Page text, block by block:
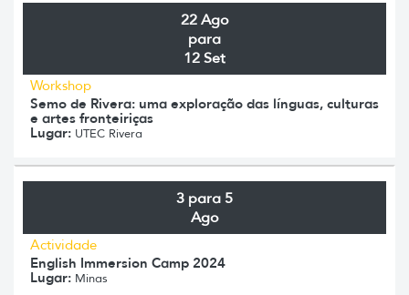
22 Ago
para
12 Set
Workshop
Semo de Rivera: uma exploração das línguas, culturas
e artes fronteiriças
Lugar: UTEC Rivera
3 para 5
Ago
Actividade
English Immersion Camp 2024
Lugar: Minas